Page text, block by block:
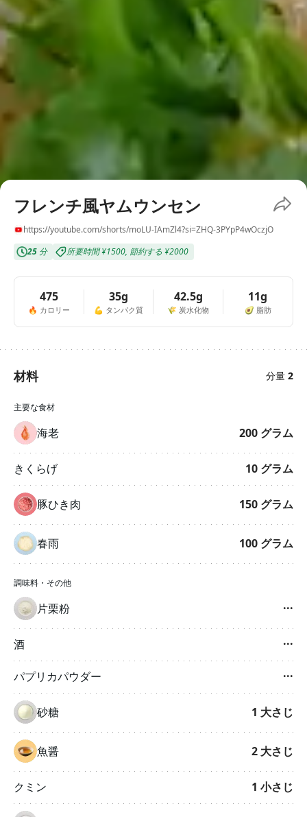
フレンチ風ヤムウンセン
https://youtube.com/shorts/moLU-IAmZl4?si=ZHQ-3PYpP4wOczjO
25 分 所要時間¥1500, 節約する ¥2000
475
🔥 カロリー
35g
💪 タンパク質
42.5g
🌾 炭水化物
11g
🥑 脂肪
材料 分量 2
主要な食材
海老 200 グラム
きくらげ 10 グラム
豚ひき肉 150 グラム
春雨 100 グラム
調味料・その他
片栗粉 ···
酒 ···
パプリカパウダー ···
砂糖 1 大さじ
魚醤 2 大さじ
クミン 1 小さじ